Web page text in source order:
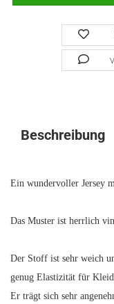
Beschreibung
Ein wundervoller Jersey
Das Muster ist herrlich
Der Stoff ist sehr weich
genug Elastizität für
Er trägt sich sehr